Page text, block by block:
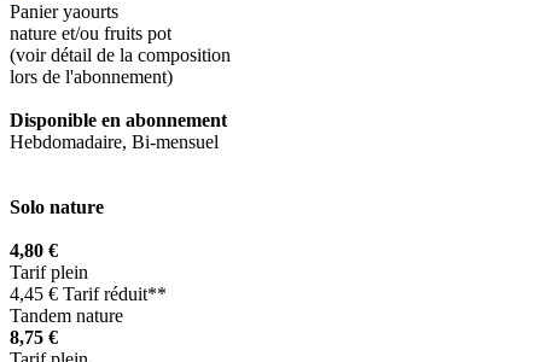
Panier yaourts
nature et/ou fruits pot
(voir détail de la composition
lors de l'abonnement)
Disponible en abonnement
Hebdomadaire, Bi-mensuel
Solo nature
4,80 €
Tarif plein
4,45 € Tarif réduit**
Tandem nature
8,75 €